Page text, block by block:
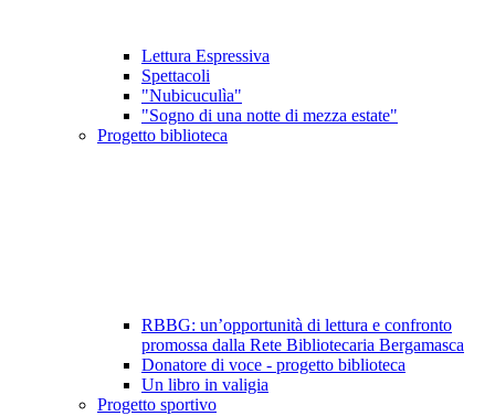
Lettura Espressiva
Spettacoli
"Nubicuculìa"
"Sogno di una notte di mezza estate"
Progetto biblioteca
RBBG: un’opportunità di lettura e confronto
promossa dalla Rete Bibliotecaria Bergamasca
Donatore di voce - progetto biblioteca
Un libro in valigia
Progetto sportivo